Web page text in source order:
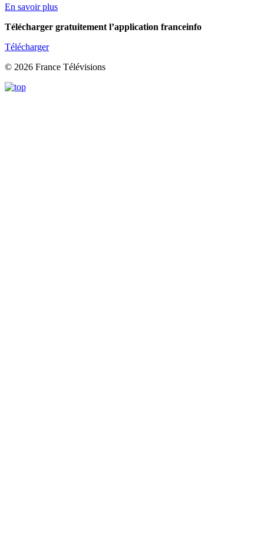
En savoir plus
Télécharger gratuitement l’application franceinfo
Télécharger
© 2026 France Télévisions